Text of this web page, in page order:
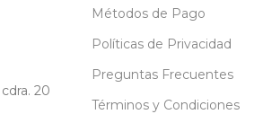
20
Métodos de Pago
Políticas de Privacidad
Preguntas Frecuentes
Términos y Condiciones